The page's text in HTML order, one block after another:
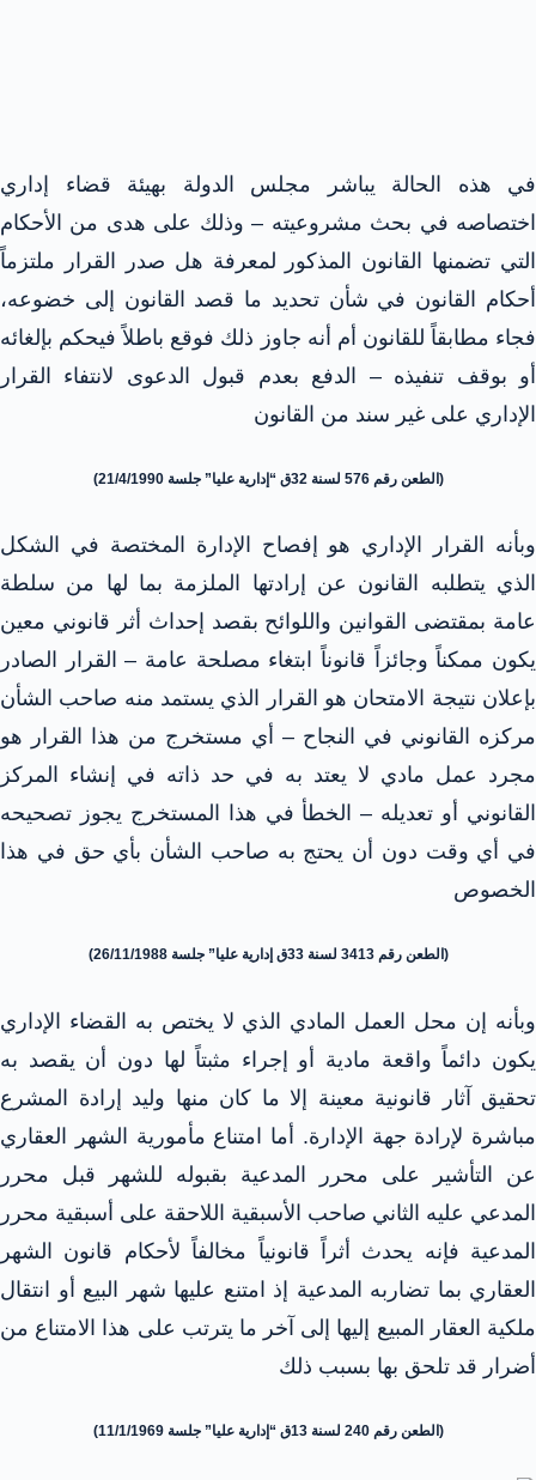
في هذه الحالة يباشر مجلس الدولة بهيئة قضاء إداري
اختصاصه في بحث مشروعيته – وذلك على هدى من الأحكام
التي تضمنها القانون المذكور لمعرفة هل صدر القرار ملتزماً
أحكام القانون في شأن تحديد ما قصد القانون إلى خضوعه،
فجاء مطابقاً للقانون أم أنه جاوز ذلك فوقع باطلاً فيحكم بإلغائه
أو بوقف تنفيذه – الدفع بعدم قبول الدعوى لانتفاء القرار
الإداري على غير سند من القانون
(الطعن رقم 576 لسنة 32ق “إدارية عليا” جلسة 21/4/1990)
وبأنه القرار الإداري هو إفصاح الإدارة المختصة في الشكل
الذي يتطلبه القانون عن إرادتها الملزمة بما لها من سلطة
عامة بمقتضى القوانين واللوائح بقصد إحداث أثر قانوني معين
يكون ممكناً وجائزاً قانوناً ابتغاء مصلحة عامة – القرار الصادر
بإعلان نتيجة الامتحان هو القرار الذي يستمد منه صاحب الشأن
مركزه القانوني في النجاح – أي مستخرج من هذا القرار هو
مجرد عمل مادي لا يعتد به في حد ذاته في إنشاء المركز
القانوني أو تعديله – الخطأ في هذا المستخرج يجوز تصحيحه
في أي وقت دون أن يحتج به صاحب الشأن بأي حق في هذا
الخصوص
(الطعن رقم 3413 لسنة 33ق إدارية عليا” جلسة 26/11/1988)
وبأنه إن محل العمل المادي الذي لا يختص به القضاء الإداري
يكون دائماً واقعة مادية أو إجراء مثبتاً لها دون أن يقصد به
تحقيق آثار قانونية معينة إلا ما كان منها وليد إرادة المشرع
مباشرة لإرادة جهة الإدارة. أما امتناع مأمورية الشهر العقاري
عن التأشير على محرر المدعية بقبوله للشهر قبل محرر
المدعي عليه الثاني صاحب الأسبقية اللاحقة على أسبقية محرر
المدعية فإنه يحدث أثراً قانونياً مخالفاً لأحكام قانون الشهر
العقاري بما تضاربه المدعية إذ امتنع عليها شهر البيع أو انتقال
ملكية العقار المبيع إليها إلى آخر ما يترتب على هذا الامتناع من
أضرار قد تلحق بها بسبب ذلك
(الطعن رقم 240 لسنة 13ق “إدارية عليا” جلسة 11/1/1969)